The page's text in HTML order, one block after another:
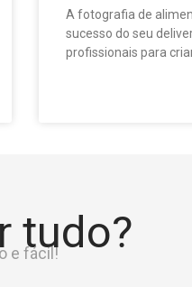
A fotografia de
sucesso do seu
profissionais para
tudo?
e fácil!